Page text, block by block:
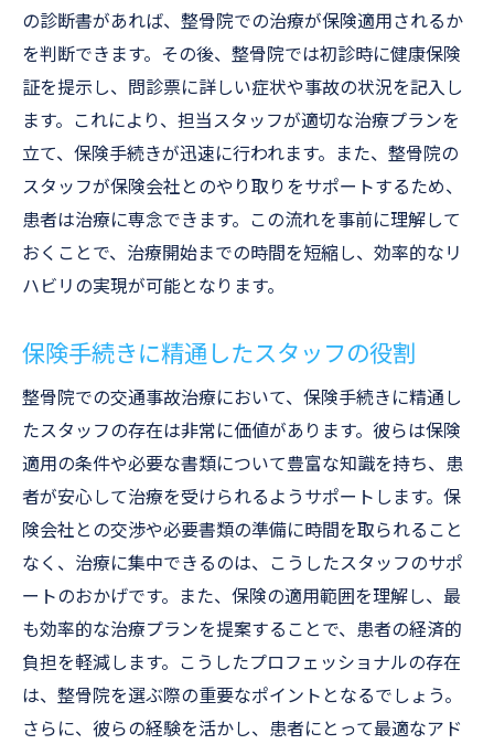
の診断書があれば、整骨院での治療が保険適用されるか
を判断できます。その後、整骨院では初診時に健康保険
証を提示し、問診票に詳しい症状や事故の状況を記入し
ます。これにより、担当スタッフが適切な治療プランを
立て、保険手続きが迅速に行われます。また、整骨院の
スタッフが保険会社とのやり取りをサポートするため、
患者は治療に専念できます。この流れを事前に理解して
おくことで、治療開始までの時間を短縮し、効率的なリ
ハビリの実現が可能となります。
保険手続きに精通したスタッフの役割
整骨院での交通事故治療において、保険手続きに精通し
たスタッフの存在は非常に価値があります。彼らは保険
適用の条件や必要な書類について豊富な知識を持ち、患
者が安心して治療を受けられるようサポートします。保
険会社との交渉や必要書類の準備に時間を取られること
なく、治療に集中できるのは、こうしたスタッフのサポ
ートのおかげです。また、保険の適用範囲を理解し、最
も効率的な治療プランを提案することで、患者の経済的
負担を軽減します。こうしたプロフェッショナルの存在
は、整骨院を選ぶ際の重要なポイントとなるでしょう。
さらに、彼らの経験を活かし、患者にとって最適なアド